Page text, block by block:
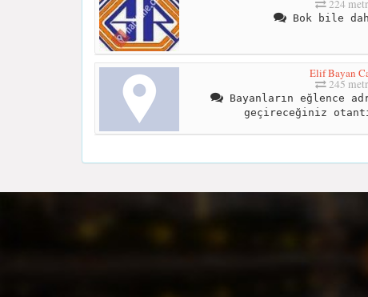
224
Bok bile
Elif Bayan
245
Bayanların eğlence
geçireceğiniz